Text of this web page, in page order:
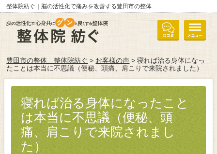
整体院紡ぐ｜脳の活性化で痛みを改善する豊田市の整体
豊田市の整体 整体院紡ぐ > お客様の声 > 寝れば治る身体になっ
たことは本当に不思議（便秘、頭痛、肩こりで来院されました）
寝れば治る身体になったこと
は本当に不思議（便秘、頭
痛、肩こりで来院されまし
た）